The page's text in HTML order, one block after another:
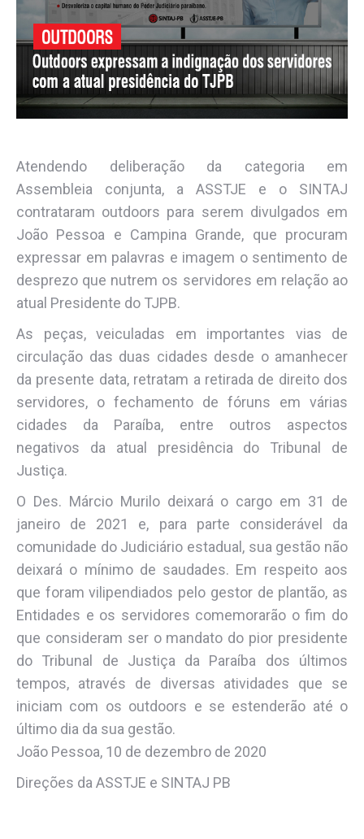
Atendendo deliberação da categoria em
Assembleia conjunta, a ASSTJE e o SINTAJ
contrataram outdoors para serem divulgados em
João Pessoa e Campina Grande, que procuram
expressar em palavras e imagem o sentimento de
desprezo que nutrem os servidores em relação ao
atual Presidente do TJPB.
As peças, veiculadas em importantes vias de
circulação das duas cidades desde o amanhecer
da presente data, retratam a retirada de direito dos
servidores, o fechamento de fóruns em várias
cidades da Paraíba, entre outros aspectos
negativos da atual presidência do Tribunal de
Justiça.
O Des. Márcio Murilo deixará o cargo em 31 de
janeiro de 2021 e, para parte considerável da
comunidade do Judiciário estadual, sua gestão não
deixará o mínimo de saudades. Em respeito aos
que foram vilipendiados pelo gestor de plantão, as
Entidades e os servidores comemorarão o fim do
que consideram ser o mandato do pior presidente
do Tribunal de Justiça da Paraíba dos últimos
tempos, através de diversas atividades que se
iniciam com os outdoors e se estenderão até o
último dia da sua gestão.
João Pessoa, 10 de dezembro de 2020
Direções da ASSTJE e SINTAJ PB